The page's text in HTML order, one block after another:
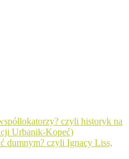
czyli historyk na
Urbanik-Kopeć)
dumnym? czyli Ignacy Liss,